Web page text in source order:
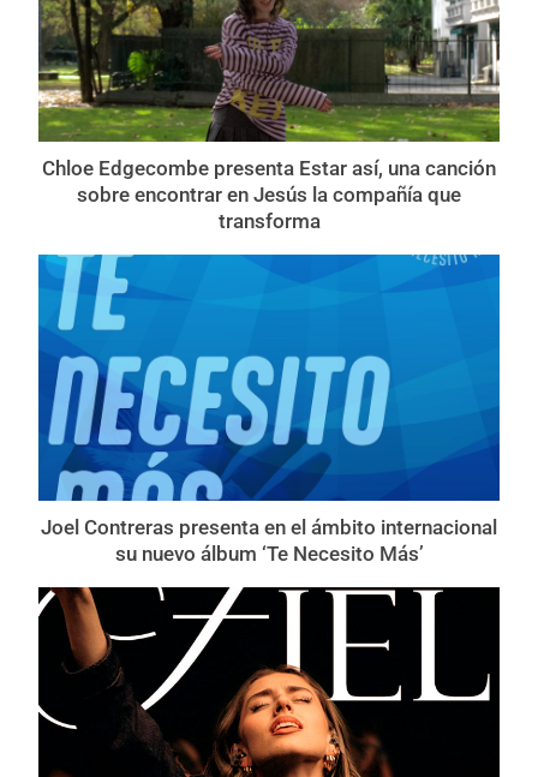
Chloe Edgecombe presenta Estar así, una canción
sobre encontrar en Jesús la compañía que
transforma
Joel Contreras presenta en el ámbito internacional
su nuevo álbum ‘Te Necesito Más’